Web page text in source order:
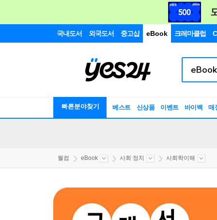
국내도서 외국도서 중고샵 eBook 크레마클럽
빠른분야찾기 베스트 신상품 이벤트 바이백 매
웰컴 eBook 사회 정치 사회학이해